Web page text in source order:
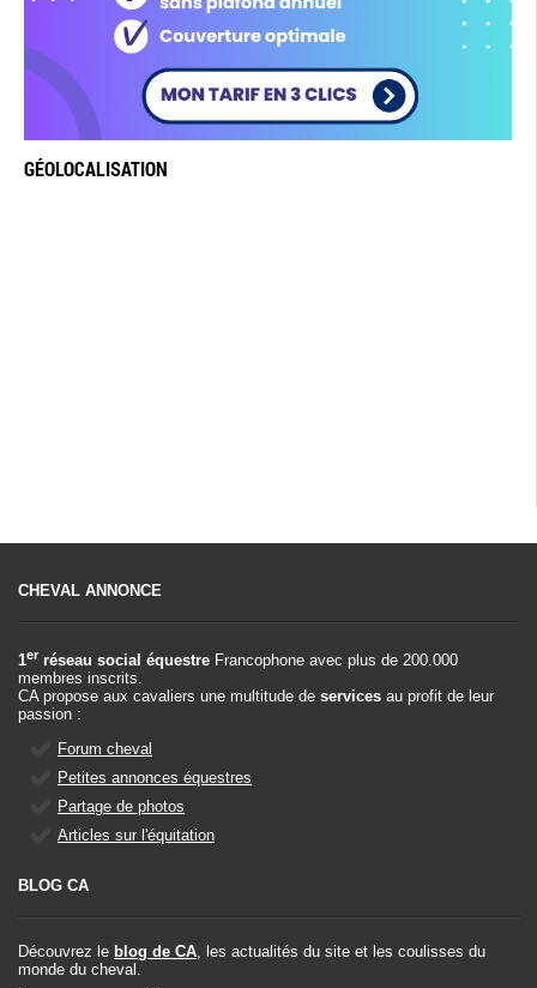
GÉOLOCALISATION
CHEVAL ANNONCE
1er réseau social équestre Francophone avec plus de 200.000
membres inscrits.
CA propose aux cavaliers une multitude de services au profit de leur
passion :
Forum cheval
Petites annonces équestres
Partage de photos
Articles sur l'équitation
BLOG CA
Découvrez le blog de CA, les actualités du site et les coulisses du
monde du cheval.